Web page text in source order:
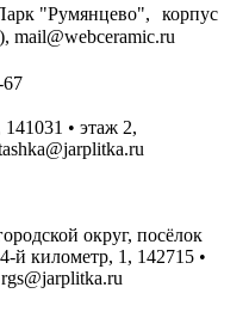
"Румянцево", корпус
mail@webceramic.ru
• этаж 2,
округ, посёлок
километр, 1, 142715 •